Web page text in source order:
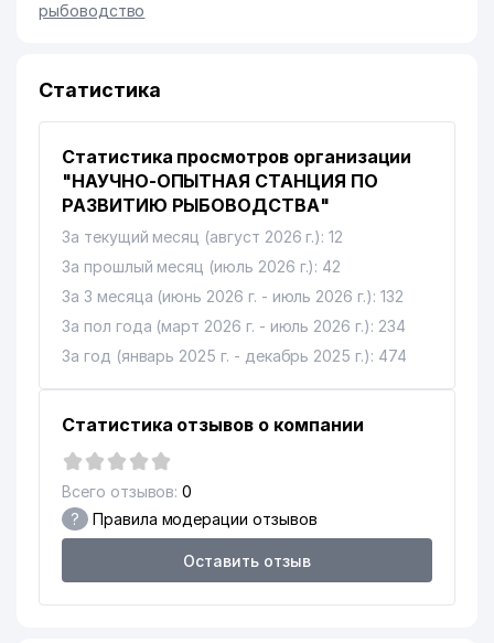
рыбоводство
Статистика
Статистика просмотров организации
"НАУЧНО-ОПЫТНАЯ СТАНЦИЯ ПО
РАЗВИТИЮ РЫБОВОДСТВА"
За текущий месяц (август 2026 г.): 12
За прошлый месяц (июль 2026 г.): 42
За 3 месяца (июнь 2026 г. - июль 2026 г.): 132
За пол года (март 2026 г. - июль 2026 г.): 234
За год (январь 2025 г. - декабрь 2025 г.): 474
Статистика отзывов о компании
Всего отзывов: 0
? Правила модерации отзывов
Оставить отзыв